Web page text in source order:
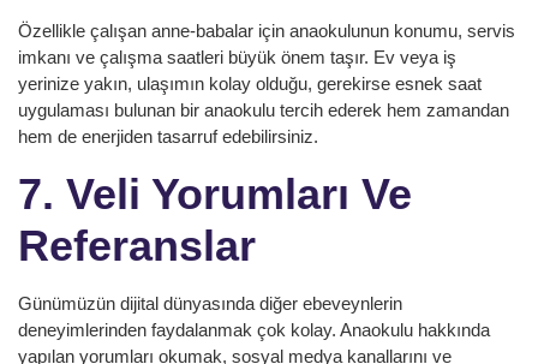
Özellikle çalışan anne-babalar için anaokulunun konumu, servis
imkanı ve çalışma saatleri büyük önem taşır. Ev veya iş
yerinize yakın, ulaşımın kolay olduğu, gerekirse esnek saat
uygulaması bulunan bir anaokulu tercih ederek hem zamandan
hem de enerjiden tasarruf edebilirsiniz.
7. Veli Yorumları Ve
Referanslar
Günümüzün dijital dünyasında diğer ebeveynlerin
deneyimlerinden faydalanmak çok kolay. Anaokulu hakkında
yapılan yorumları okumak, sosyal medya kanallarını ve